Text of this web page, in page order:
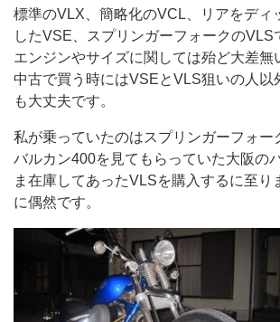
標準のVLX、簡略化のVCL、リアをディ
したVSE、スプリンガーフォークのVLS
エンジンやサイズに関しては殆ど大差無
中古で買う時にはVSEとVLS狙いの人以
も大丈夫です。
私が乗っていたのはスプリンガーフォー
バルカン400を見てもらっていた大阪の
ま在庫してあったVLSを購入するに至り
に偶然です。